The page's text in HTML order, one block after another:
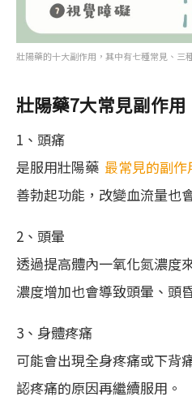
壯陽藥的十大副作用，其中有七種常見、三
壯陽藥7大常見副作用
1、頭痛
是服用壯陽藥 最常見的副作
善勃起功能，改變血流量也
2、頭暈
透過提高體內一氧化氮濃度
濃度增加也會導致頭暈、頭
3、身體疼痛
可能會出現全身疼痛或下背
認疼痛的原因再繼續服用。